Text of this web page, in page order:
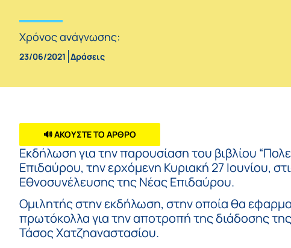
Χρόνος ανάγνωσης:
23/06/2021 Δράσεις
🔊 ΑΚΟΥΣΤΕ ΤΟ ΑΡΘΡΟ
Εκδήλωση για την παρουσίαση του βιβλίου
Επιδαύρου, την ερχόμενη Κυριακή 27 Ιουνίου,
Εθνοσυνέλευσης της Νέας Επιδαύρου.
Ομιλητής στην εκδήλωση, στην οποία θα
πρωτόκολλα για την αποτροπή της διάδοσης
Τάσος Χατζηαναστασίου.